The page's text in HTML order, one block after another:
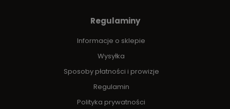
Regulaminy
Informacje o sklepie
Wysyłka
Sposoby płatności i prowizje
Regulamin
Polityka prywatności